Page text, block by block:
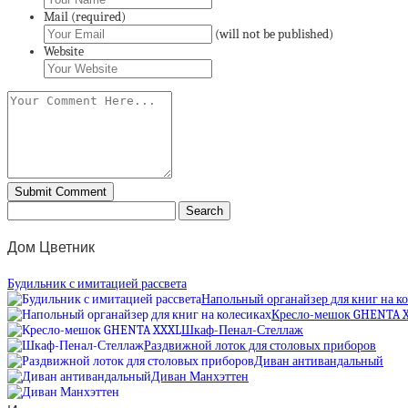
Mail (required)
(will not be published)
Website
Дом Цветник
Будильник с имитацией рассвета
Напольный органайзер для книг на
Кресло-мешок GHENTA
Шкаф-Пенал-Стеллаж
Раздвижной лоток для столовых приборов
Диван антивандальный
Диван Манхэттен